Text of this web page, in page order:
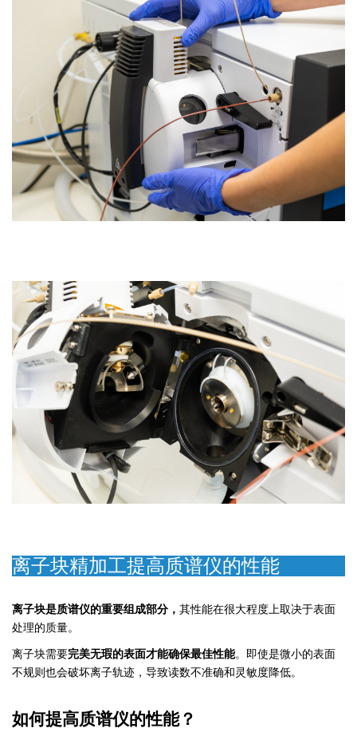
离子块精加工提高质谱仪的性能
离子块是质谱仪的重要组成部分， 其性能在很大程度上取决于表面
处理的质量。
离子块需要完美无瑕的表面才能确保最佳性能。即使是微小的表面
不规则也会破坏离子轨迹，导致读数不准确和灵敏度降低。
如何提高质谱仪的性能？